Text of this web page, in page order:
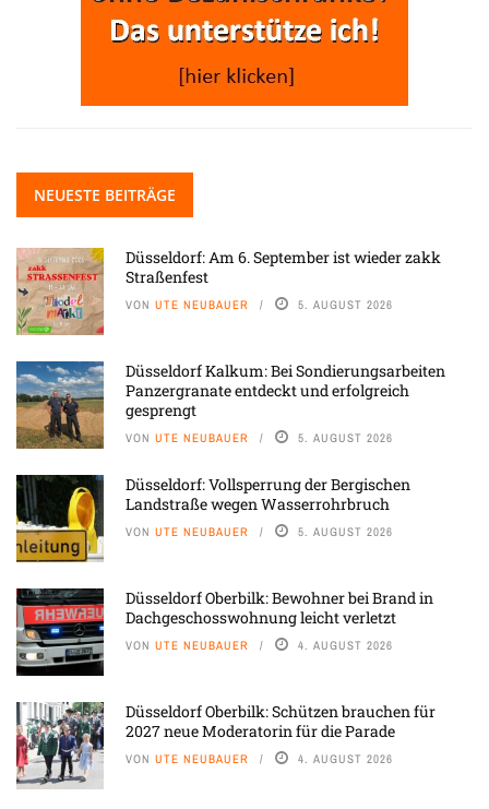
NEUESTE BEITRÄGE
Düsseldorf: Am 6. September ist wieder zakk
Straßenfest
VON UTE NEUBAUER 5. AUGUST 2026
Düsseldorf Kalkum: Bei Sondierungsarbeiten
Panzergranate entdeckt und erfolgreich
gesprengt
VON UTE NEUBAUER 5. AUGUST 2026
Düsseldorf: Vollsperrung der Bergischen
Landstraße wegen Wasserrohrbruch
VON UTE NEUBAUER 5. AUGUST 2026
Düsseldorf Oberbilk: Bewohner bei Brand in
Dachgeschosswohnung leicht verletzt
VON UTE NEUBAUER 4. AUGUST 2026
Düsseldorf Oberbilk: Schützen brauchen für
2027 neue Moderatorin für die Parade
VON UTE NEUBAUER 4. AUGUST 2026